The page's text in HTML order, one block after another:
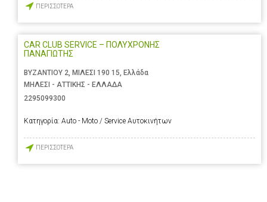
ΠΕΡΙΣΣΟΤΕΡΑ
CAR CLUB SERVICE – ΠΟΛΥΧΡΟΝΗΣ
ΠΑΝΑΓΙΩΤΗΣ
ΒΥΖΑΝΤΙΟΥ 2, ΜΙΛΕΣΙ 190 15, Ελλάδα
ΜΗΛΕΣΙ - ΑΤΤΙΚΗΣ - ΕΛΛΑΔΑ
2295099300
Κατηγορία: Auto - Moto / Service Αυτοκινήτων
ΠΕΡΙΣΣΟΤΕΡΑ